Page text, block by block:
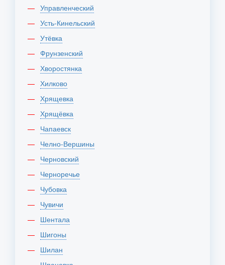
Управленческий
Усть-Кинельский
Утёвка
Фрунзенский
Хворостянка
Хилково
Хрящевка
Хрящёвка
Чапаевск
Челно-Вершины
Черновский
Черноречье
Чубовка
Чувичи
Шентала
Шигоны
Шилан